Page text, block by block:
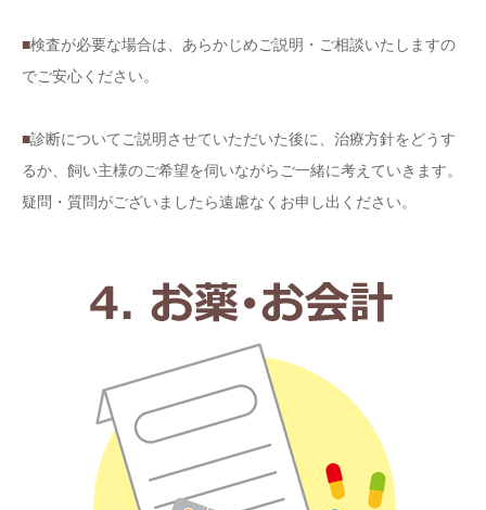
■検査が必要な場合は、あらかじめご説明・ご相談いたしますの
でご安心ください。
■診断についてご説明させていただいた後に、治療方針をどうす
るか、飼い主様のご希望を伺いながらご一緒に考えていきます。
疑問・質問がございましたら遠慮なくお申し出ください。